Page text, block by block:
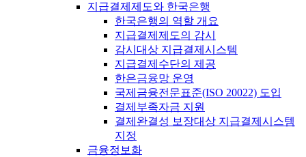
지급결제제도와 한국은행
한국은행의 역할 개요
지급결제제도의 감시
감시대상 지급결제시스템
지급결제수단의 제공
한은금융망 운영
국제금융전문표준(ISO 20022) 도입
결제부족자금 지원
결제완결성 보장대상 지급결제시스템
지정
금융정보화